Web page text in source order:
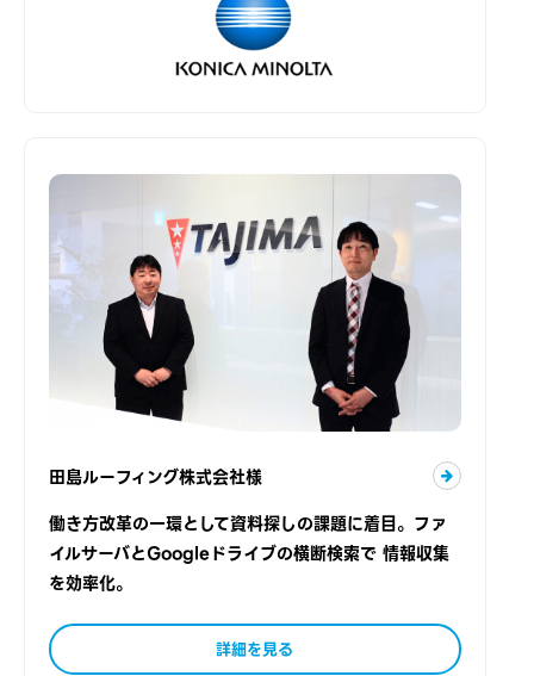
田島ルーフィング株式会社様
働き方改革の一環として資料探しの課題に着目。ファ
イルサーバとGoogleドライブの横断検索で 情報収集
を効率化。
詳細を見る